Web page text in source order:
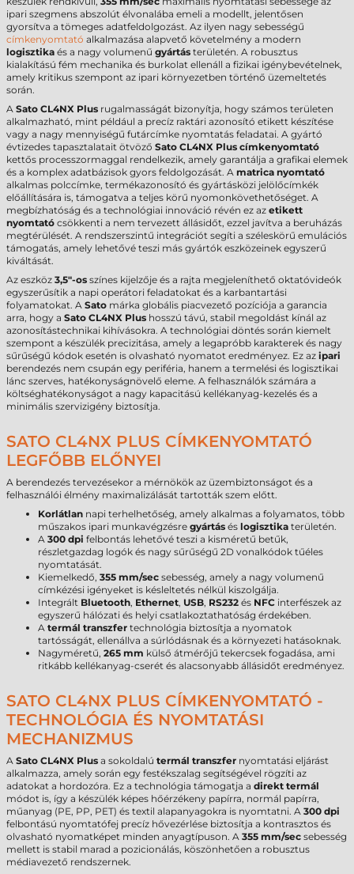
ipari szegmens abszolút élvonalába emeli a modellt, jelentősen
gyorsítva a tömeges adatfeldolgozást. Az ilyen nagy sebességű
címkenyomtató alkalmazása alapvető követelmény a modern
logisztika és a nagy volumenű gyártás területén. A robusztus
kialakítású fém mechanika és burkolat ellenáll a fizikai igénybevételnek,
amely kritikus szempont az ipari környezetben történő üzemeltetés
során.
A Sato CL4NX Plus rugalmasságát bizonyítja, hogy számos területen
alkalmazható, mint például a precíz raktári azonosító etikett készítése
vagy a nagy mennyiségű futárcímke nyomtatás feladatai. A gyártó
évtizedes tapasztalatait ötvöző Sato CL4NX Plus címkenyomtató
kettős processzormaggal rendelkezik, amely garantálja a grafikai elemek
és a komplex adatbázisok gyors feldolgozását. A matrica nyomtató
alkalmas polccímke, termékazonosító és gyártásközi jelölőcímkék
előállítására is, támogatva a teljes körű nyomonkövethetőséget. A
megbízhatóság és a technológiai innováció révén ez az etikett
nyomtató csökkenti a nem tervezett állásidőt, ezzel javítva a beruházás
megtérülését. A rendszerszintű integrációt segíti a széleskörű emulációs
támogatás, amely lehetővé teszi más gyártók eszközeinek egyszerű
kiváltását.
Az eszköz 3,5"-os színes kijelzője és a rajta megjeleníthető oktatóvideók
egyszerűsítik a napi operátori feladatokat és a karbantartási
folyamatokat. A Sato márka globális piacvezető pozíciója a garancia
arra, hogy a Sato CL4NX Plus hosszú távú, stabil megoldást kínál az
azonosítástechnikai kihívásokra. A technológiai döntés során kiemelt
szempont a készülék precizitása, amely a legapróbb karakterek és nagy
sűrűségű kódok esetén is olvasható nyomatot eredményez. Ez az ipari
berendezés nem csupán egy periféria, hanem a termelési és logisztikai
lánc szerves, hatékonyságnövelő eleme. A felhasználók számára a
költséghatékonyságot a nagy kapacitású kellékanyag-kezelés és a
minimális szervizigény biztosítja.
SATO CL4NX PLUS CÍMKENYOMTATÓ
LEGFŐBB ELŐNYEI
A berendezés tervezésekor a mérnökök az üzembiztonságot és a
felhasználói élmény maximalizálását tartották szem előtt.
Korlátlan napi terhelhetőség, amely alkalmas a folyamatos, több
műszakos ipari munkavégzésre gyártás és logisztika területén.
A 300 dpi felbontás lehetővé teszi a kisméretű betűk,
részletgazdag logók és nagy sűrűségű 2D vonalkódok tűéles
nyomtatását.
Kiemelkedő, 355 mm/sec sebesség, amely a nagy volumenű
címkézési igényeket is késleltetés nélkül kiszolgálja.
Integrált Bluetooth, Ethernet, USB, RS232 és NFC interfészek az
egyszerű hálózati és helyi csatlakoztathatóság érdekében.
A termál transzfer technológia biztosítja a nyomatok
tartósságát, ellenállva a súrlódásnak és a környezeti hatásoknak.
Nagyméretű, 265 mm külső átmérőjű tekercsek fogadása, ami
ritkább kellékanyag-cserét és alacsonyabb állásidőt eredményez.
SATO CL4NX PLUS CÍMKENYOMTATÓ -
TECHNOLÓGIA ÉS NYOMTATÁSI
MECHANIZMUS
A Sato CL4NX Plus a sokoldalú termál transzfer nyomtatási eljárást
alkalmazza, amely során egy festékszalag segítségével rögzíti az
adatokat a hordozóra. Ez a technológia támogatja a direkt termál
módot is, így a készülék képes hőérzékeny papírra, normál papírra,
műanyag (PE, PP, PET) és textil alapanyagokra is nyomtatni. A 300 dpi
felbontású nyomtatófej precíz hővezérlése biztosítja a kontrasztos és
olvasható nyomatképet minden anyagtípuson. A 355 mm/sec sebesség
mellett is stabil marad a pozicionálás, köszönhetően a robusztus
médiavezető rendszernek.